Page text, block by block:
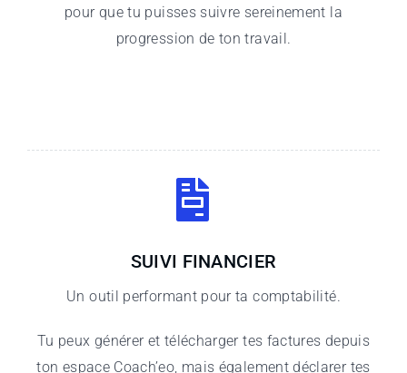
pour que tu puisses suivre sereinement la
progression de ton travail.
SUIVI FINANCIER
Un outil performant pour ta comptabilité.
Tu peux générer et télécharger tes factures depuis
ton espace Coach’eo, mais également déclarer tes